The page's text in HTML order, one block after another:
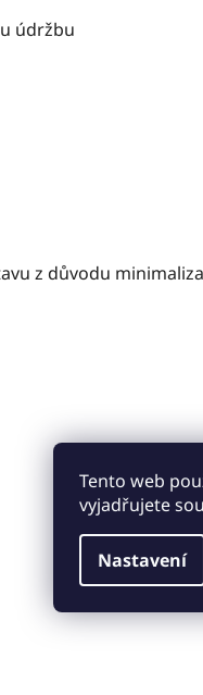
Tento web
vyjadřujete
Nastavení
údržbu
z důvodu